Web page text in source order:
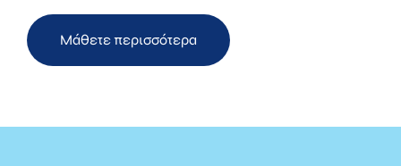
Μάθετε περισσότερα